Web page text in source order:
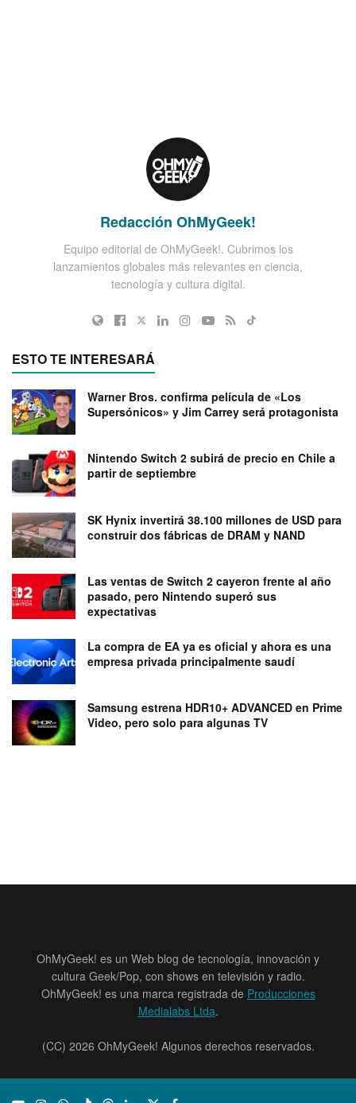
Redacción OhMyGeek!
Equipo editorial de OhMyGeek!. Cubrimos los
lanzamientos globales más relevantes en ciencia,
tecnología y cultura digital.
ESTO TE INTERESARÁ
Warner Bros. confirma película de «Los
Supersónicos» y Jim Carrey será protagonista
Nintendo Switch 2 subirá de precio en Chile a
partir de septiembre
SK Hynix invertirá 38.100 millones de USD para
construir dos fábricas de DRAM y NAND
Las ventas de Switch 2 cayeron frente al año
pasado, pero Nintendo superó sus
expectativas
La compra de EA ya es oficial y ahora es una
empresa privada principalmente saudí
Samsung estrena HDR10+ ADVANCED en Prime
Video, pero solo para algunas TV
OhMyGeek! es un Web blog de tecnología, innovación y
cultura Geek/Pop, con shows en televisión y radio.
OhMyGeek! es una marca registrada de Producciones
Medialabs Ltda.
(CC) 2026 OhMyGeek! Algunos derechos reservados.